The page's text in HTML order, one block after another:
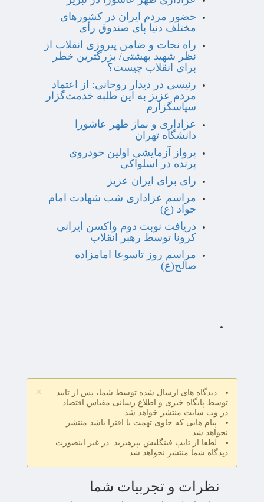
حضور مردم ایران در کشورهای
مختلف دنیا پای صندوق رأی
راه نجات و ضامن پیروزی انقلاب از
نظر شهید بهشتی/ بزرگترین خطر
برای انقلاب چیست؟
رئیسی در دیدار روحانی: از اعتماد
مردم عزیز به این طلبه خدمت‌گزار
سپاسگزارم
عزاداری و نماز ظهر عاشورا
دانشگاه تهران
پرواز آزمایشی اولین خودروی
پرنده در اسلواکی
رای برای ایران عزیز
مراسم عزاداری شب شهادت امام
جواد (ع)
دریافت نوبت دوم واکسن ایرانی
کرونا توسط رهبر انقلاب
مراسم روز تاسوعا امامزاده
صالح(ع)
×
دیدگاه های ارسال شده توسط شما، پس از تایید
توسط پایگاه خبری و اطلاع رسانی مقیاس اقتصاد
در وب سایت منتشر خواهد شد
پیام هایی که حاوی تهمت یا افترا باشد منتشر
نخواهد شد.
لطفا از تایپ فینگلیش بپرهیزید. در غیر اینصورت
دیدگاه شما منتشر نخواهد شد.
نظرات و تجربیات شما